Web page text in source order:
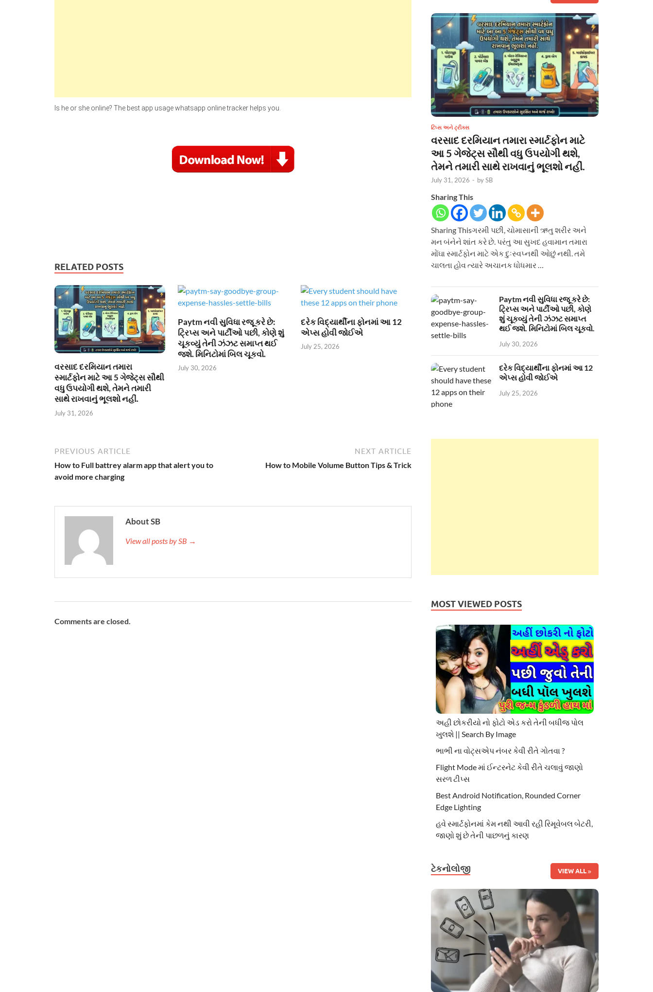
Is he or she online? The best app usage whatsapp online tracker helps you.
RELATED POSTS
વરસાદ દરમિયાન તમારા
સ્માર્ટફોન માટે આ 5 ગેજેટ્સ સૌથી
વધુ ઉપયોગી થશે, તેમને તમારી
સાથે રાખવાનું ભૂલશો નહીં.
July 31, 2026
Paytm નવી સુવિધા રજૂ કરે છે:
ટ્રિપ્સ અને પાર્ટીઓ પછી, કોણે શું
ચૂકવ્યું તેની ઝંઝટ સમાપ્ત થઈ
જશે. મિનિટોમાં બિલ ચૂકવો.
July 30, 2026
દરેક વિદ્યાર્થીના ફોનમાં આ 12
એપ્સ હોવી જોઈએ
July 25, 2026
PREVIOUS ARTICLE
How to Full battrey alarm app that alert you to
avoid more charging
NEXT ARTICLE
How to Mobile Volume Button Tips & Trick
About SB
View all posts by SB →
Comments are closed.
ટિપ્સ અને ટ્રીક્સ
વરસાદ દરમિયાન તમારા સ્માર્ટફોન માટે
આ 5 ગેજેટ્સ સૌથી વધુ ઉપયોગી થશે,
તેમને તમારી સાથે રાખવાનું ભૂલશો નહીં.
July 31, 2026 - bySB
Sharing This
Sharing Thisગરમી પછી, ચોમાસાની ઋતુ શરીર અને
મન બંનેને શાંત કરે છે. પરંતુ આ સુખદ હવામાન તમારા
મોંઘા સ્માર્ટફોન માટે એક દુઃસ્વપ્નથી ઓછું નથી. તમે
ચાલતા હોવ ત્યારે અચાનક ધોધમાર …
Paytm નવી સુવિધા રજૂ કરે છે:
ટ્રિપ્સ અને પાર્ટીઓ પછી, કોણે
શું ચૂકવ્યું તેની ઝંઝટ સમાપ્ત
થઈ જશે. મિનિટોમાં બિલ ચૂકવો.
July 30, 2026
દરેક વિદ્યાર્થીના ફોનમાં આ 12
એપ્સ હોવી જોઈએ
July 25, 2026
MOST VIEWED POSTS
અહી છોકરીયો નો ફોટો એડ કરો તેની બધીજ પોલ
ખુલશે || Search By Image
ભાભી ના વોટ્સએપ નંબર કેવી રીતે ગોતવા ?
Flight Mode માં ઈન્ટરનેટ કેવી રીતે ચલાવું જાણો
સરળ ટીપ્સ
Best Android Notification, Rounded Corner
Edge Lighting
હવે સ્માર્ટફોનમાં કેમ નથી આવી રહી રિમૂવેબલ બેટરી,
જાણો શું છે તેની પાછળનું કારણ
ટેકનોલોજી VIEW ALL